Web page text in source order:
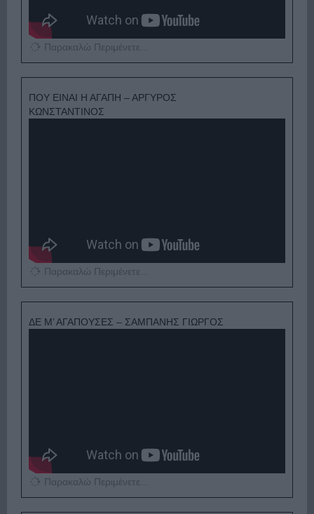
Παρακαλώ Περιμένετε...
ΠΟΥ ΕΙΝΑΙ Η ΑΓΑΠΗ – ΑΡΓΥΡΟΣ
ΚΩΝΣΤΑΝΤΙΝΟΣ
Παρακαλώ Περιμένετε...
ΔΕ Μ’ ΑΓΑΠΟΥΣΕΣ – ΣΑΜΠΑΝΗΣ ΓΙΩΡΓΟΣ
Παρακαλώ Περιμένετε...